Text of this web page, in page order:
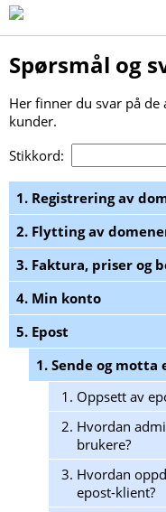
Spørsmål og
Her finner du svar på
kunder.
Stikkord:
1. Registrering av
2. Flytting av
3. Faktura, priser og
4. Min konto
5. Epost
1. Sende og motta
1. Oppsett av
2. Hvordan
brukere?
3. Hvordan
epost-klient?